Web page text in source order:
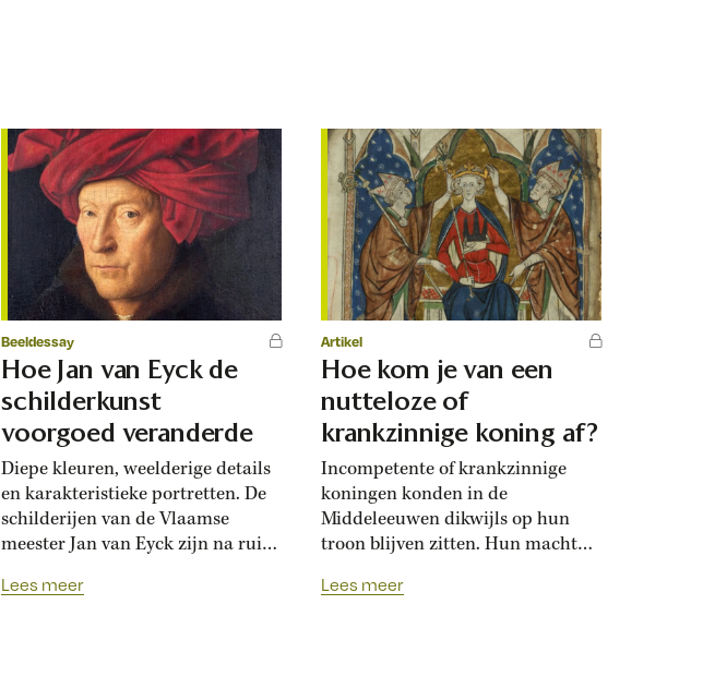
Beeldessay
Hoe Jan van Eyck de
schilderkunst
voorgoed veranderde
Diepe kleuren, weelderige details
en karakteristieke portretten. De
schilderijen van de Vlaamse
meester Jan van Eyck zijn na ruim
overrompelend. Generaties
Lees meer
Artikel
Hoe kom je van een
nutteloze of
krankzinnige koning af?
Incompetente of krankzinnige
koningen konden in de
Middeleeuwen dikwijls op hun
troon blijven zitten. Hun macht
wisten
Lees meer